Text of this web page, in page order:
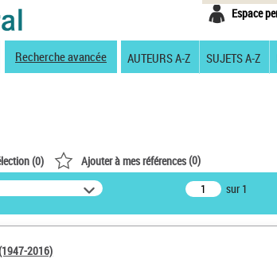
Espace
Recherche avancée AUTEURS A-Z SUJETS A-Z
(0) Ajouter à mes références(0)
sur 1
2016)